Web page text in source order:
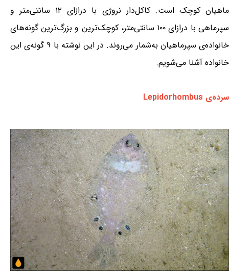
ماهیان کوچک است. کاکل‌دار نروژی با درازای ۱۲ سانتی‌متر و
سپرماهی با درازای ۱۰۰ سانتی‌متر، کوچک‌ترین و بزرگ‌ترین گونه‌های
خانواده‌ی سپرماهیان به‌شمار می‌روند. در این نوشته با ۹ گونه‌ی این
خانواده آشنا می‌شویم.
سرده‌ی Lepidorhombus